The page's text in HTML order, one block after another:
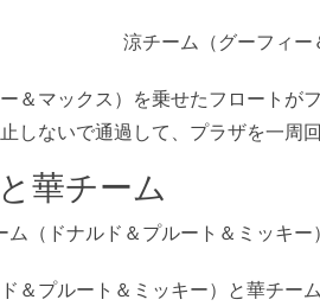
＆マックス）を乗せたフロートが
しないで通過して、プラザを一周
華チーム
＆プルート＆ミッキー）と華チー